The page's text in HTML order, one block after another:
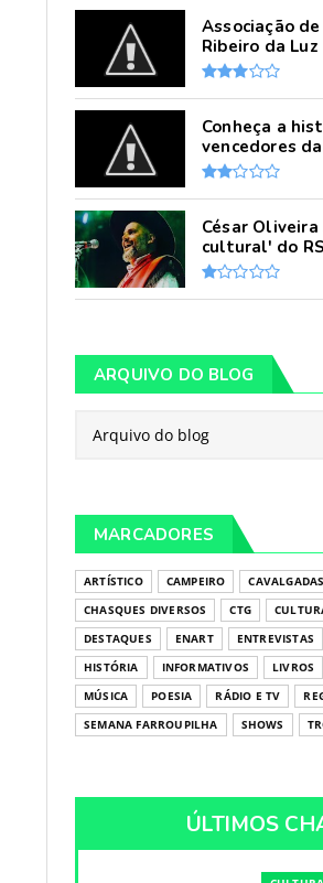
Associação
Ribeiro da Luz
Conheça a
vencedores
César
cultural' do RS
ARQUIVO DO BLOG
MARCADORES
ARTÍSTICO CAMPEIRO CAVALGADAS
CHASQUES DIVERSOS
CTG
DESTAQUES
ENART ENTREVISTAS
HISTÓRIA
INFORMATIVOS LIVROS
MÚSICA
POESIA RÁDIO E TV
SEMANA FARROUPILHA
SHOWS
ÚLTIMOS